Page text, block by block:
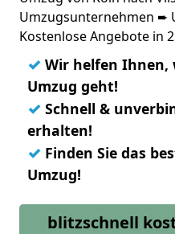
Umzugsunternehmen ➨
Kostenlose Angebote in
✓ Wir helfen Ihnen,
Umzug geht!
✓ Schnell &
erhalten!
✓ Finden Sie das
Umzug!
blitzschnell